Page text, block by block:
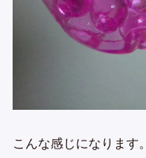
こんな感じになります。